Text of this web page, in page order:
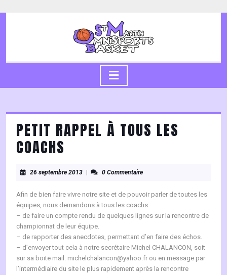
to
PETIT RAPPEL À TOUS LES
COACHS
26 septembre 201326
0 Commentaire
Afin de bien faire vivre notre site et de pouvoir parler de toutes les
équipes, nous demandons à tous les coachs:
– de faire un compte rendu de quelques lignes sur la rencontre de
championnat de leur équipe.
– de rapporter des anecdotes, permettant d’en faire des échos.
– d’envoyer tout cela à notre secrétaire Michel CHALANCON, soit
sur sa boite mail: michelchalancon@yahoo.fr ou en message par
l’intermédiaire du site le plus rapidement après la rencontre